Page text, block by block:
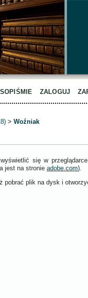
ZALOGUJ
> Woźniak
się w
jest na stronie adobe.com).
pobrać plik na dysk i